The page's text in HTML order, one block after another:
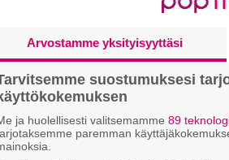
Arvostamme yksityisyyttäsi
suostumuksesi
ja huolellisesti valitsemamme 89
paremman